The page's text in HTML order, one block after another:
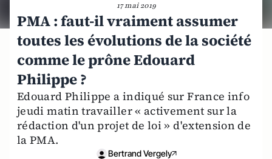
17 mai 2019
PMA : faut-il vraiment assumer
toutes les évolutions de la société
comme le prône Edouard
Philippe ?
Edouard Philippe a indiqué sur France info
jeudi matin travailler « activement sur la
rédaction d'un projet de loi » d'extension de
la PMA.
Bertrand Vergely